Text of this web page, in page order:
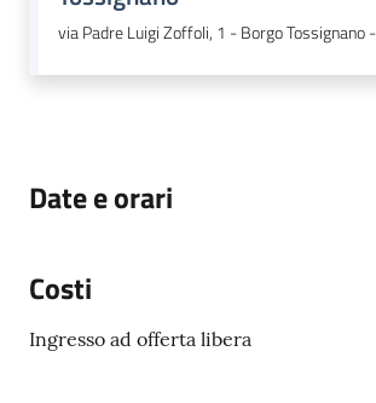
via Padre Luigi Zoffoli, 1 - Borgo Tossignano
Date e orari
Costi
Ingresso ad offerta libera